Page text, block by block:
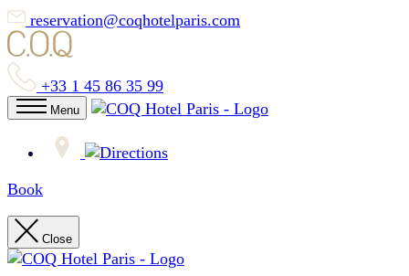
reservation@coqhotelparis.com
+33 1 45 86 35 99
Menu
Book
Close